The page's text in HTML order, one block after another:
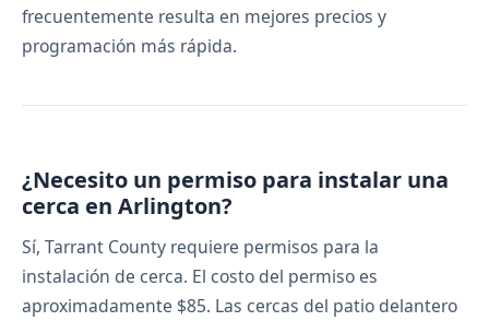
frecuentemente resulta en mejores precios y
programación más rápida.
¿Necesito un permiso para instalar una
cerca en Arlington?
Sí, Tarrant County requiere permisos para la
instalación de cerca. El costo del permiso es
aproximadamente $85. Las cercas del patio delantero